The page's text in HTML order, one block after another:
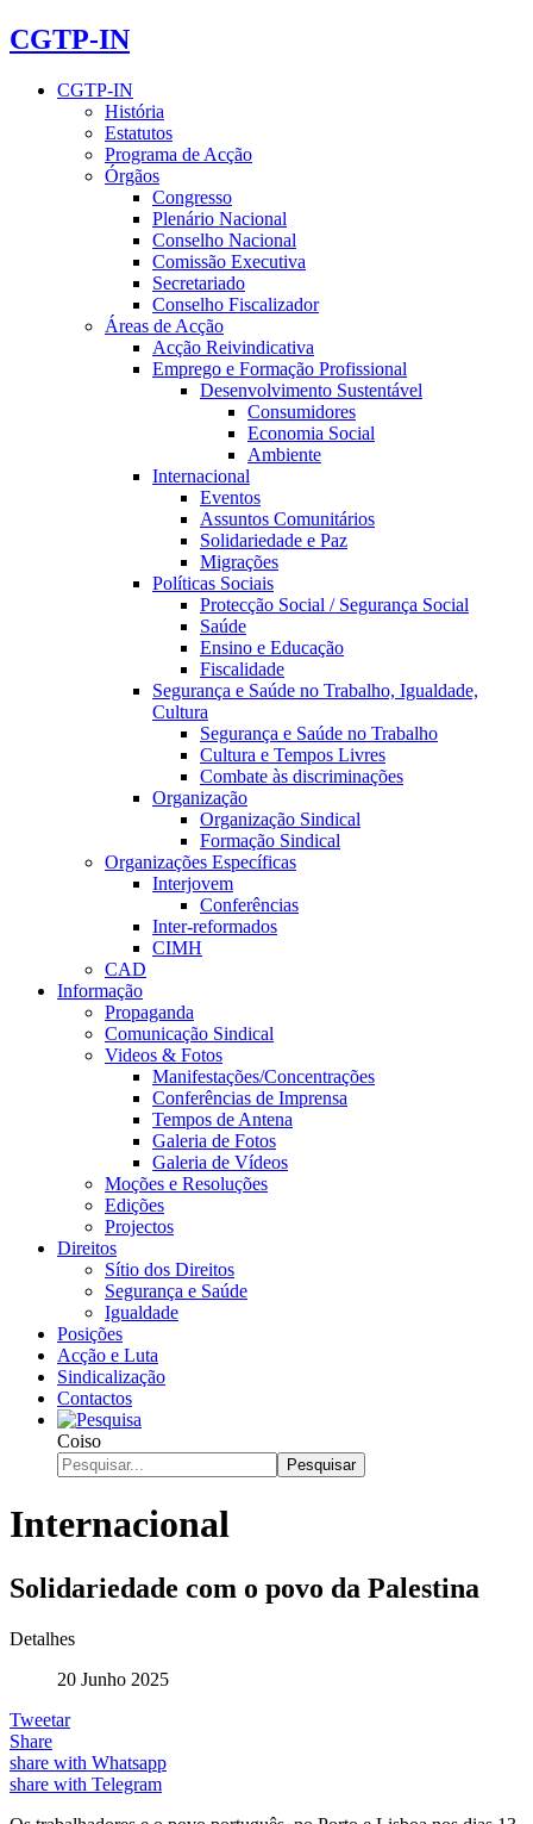
CGTP-IN
CGTP-IN
História
Estatutos
Programa de Acção
Órgãos
Congresso
Plenário Nacional
Conselho Nacional
Comissão Executiva
Secretariado
Conselho Fiscalizador
Áreas de Acção
Acção Reivindicativa
Emprego e Formação Profissional
Desenvolvimento Sustentável
Consumidores
Economia Social
Ambiente
Internacional
Eventos
Assuntos Comunitários
Solidariedade e Paz
Migrações
Políticas Sociais
Protecção Social / Segurança Social
Saúde
Ensino e Educação
Fiscalidade
Segurança e Saúde no Trabalho, Igualdade,
Cultura
Segurança e Saúde no Trabalho
Cultura e Tempos Livres
Combate às discriminações
Organização
Organização Sindical
Formação Sindical
Organizações Específicas
Interjovem
Conferências
Inter-reformados
CIMH
CAD
Informação
Propaganda
Comunicação Sindical
Videos & Fotos
Manifestações/Concentrações
Conferências de Imprensa
Tempos de Antena
Galeria de Fotos
Galeria de Vídeos
Moções e Resoluções
Edições
Projectos
Direitos
Sítio dos Direitos
Segurança e Saúde
Igualdade
Posições
Acção e Luta
Sindicalização
Contactos
Coiso
Pesquisar
Internacional
Solidariedade com o povo da Palestina
Detalhes
20 Junho 2025
Tweetar
Share
share with Whatsapp
share with Telegram